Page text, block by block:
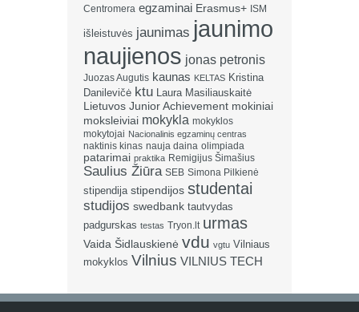
Centromera egzaminai Erasmus+ ISM
išleistuvės jaunimas jaunimo
naujienos jonas petronis
Juozas Augutis kaunas KELTAS Kristina
Danilevičė ktu Laura Masiliauskaitė
Lietuvos Junior Achievement mokiniai
moksleiviai mokykla mokyklos
mokytojai Nacionalinis egzaminų centras
naktinis kinas nauja daina olimpiada
patarimai praktika Remigijus Šimašius
Saulius Žiūra SEB Simona Pilkienė
stipendija stipendijos studentai
studijos swedbank tautvydas
padgurskas testas Tryon.lt urmas
Vaida Šidlauskienė vdu vgtu Vilniaus
mokyklos Vilnius VILNIUS TECH